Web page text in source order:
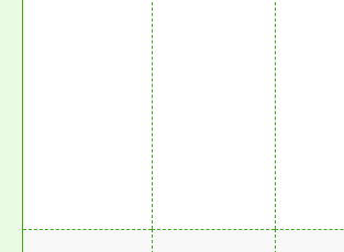
NettyLandかわら版